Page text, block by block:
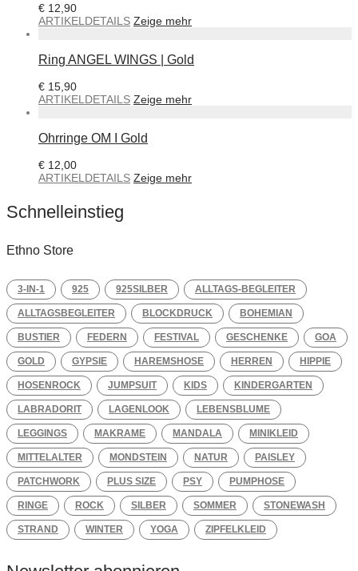
€ 12,90
ARTIKELDETAILS Zeige mehr
Ring ANGEL WINGS | Gold
€ 15,90
ARTIKELDETAILS Zeige mehr
Ohrringe OM I Gold
€ 12,00
ARTIKELDETAILS Zeige mehr
Schnelleinstieg
Ethno Store
3-IN-1 925 925SILBER ALLTAGS-BEGLEITER
ALLTAGSBEGLEITER BLOCKDRUCK BOHEMIAN
BUSTIER FEDERN FESTIVAL GESCHENKE GOA
GOLD GYPSIE HAREMSHOSE HERREN HIPPIE
HOSENROCK JUMPSUIT KIDS KINDERGARTEN
LABRADORIT LAGENLOOK LEBENSBLUME
LEGGINGS MAKRAME MANDALA MINIKLEID
MITTELALTER MONDSTEIN NATUR PAISLEY
PATCHWORK PLUS SIZE PSY PUMPHOSE
RINGE ROCK SILBER SOMMER STONEWASH
STRAND WINTER YOGA ZIPFELKLEID